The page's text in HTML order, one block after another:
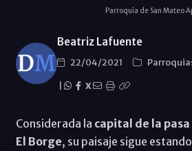
Parroquia de San Mateo
Beatriz Lafuente
22/04/2021
X
Considerada la capital de la
El Borge, su paisaje sigue